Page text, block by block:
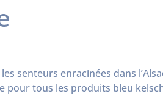
senteurs enracinées dans
pour tous les produits bleu